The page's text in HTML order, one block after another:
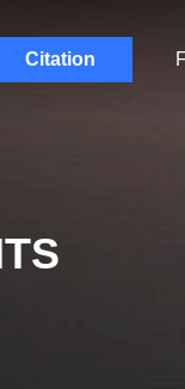
Citation